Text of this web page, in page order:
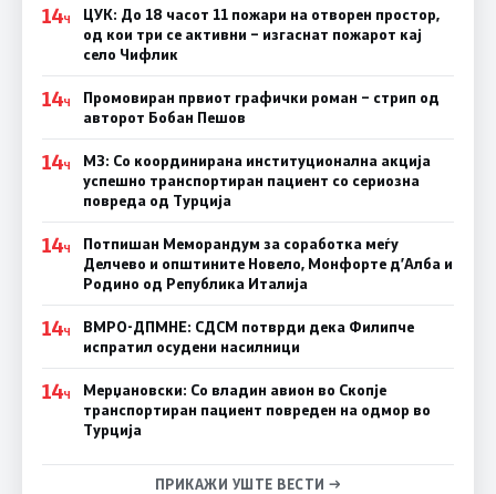
14Ч
ЦУК: До 18 часот 11 пожари на отворен простор,
од кои три се активни – изгаснат пожарот кај
село Чифлик
14Ч
Промовиран првиот графички роман – стрип од
авторот Бобан Пешов
14Ч
МЗ: Со координирана институционална акција
успешно транспортиран пациент со сериозна
повреда од Турција
14Ч
Потпишан Меморандум за соработка меѓу
Делчево и општините Новело, Монфорте д’Алба и
Родино од Република Италија
14Ч
ВМРО-ДПМНЕ: СДСM потврди дека Филипче
испратил осудени насилници
14Ч
Мерџановски: Со владин авион во Скопје
транспортиран пациент повреден на одмор во
Турција
ПРИКАЖИ УШТЕ ВЕСТИ →